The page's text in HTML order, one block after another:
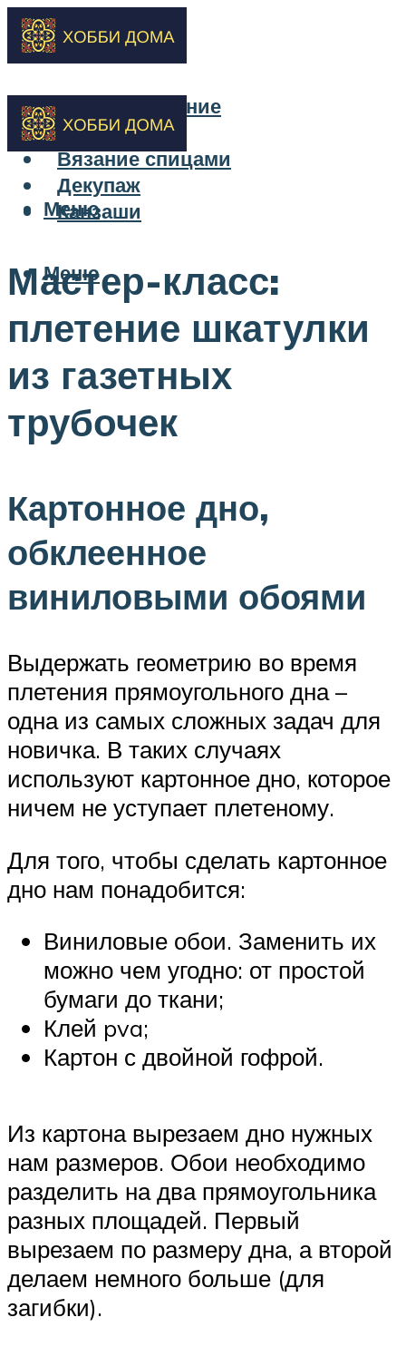
Бисероплетение
Вышивка
Вязание спицами
Декупаж
Канзаши
Меню
Меню
Мастер-класс:
плетение шкатулки
из газетных
трубочек
Картонное дно,
обклеенное
виниловыми обоями
Выдержать геометрию во время
плетения прямоугольного дна –
одна из самых сложных задач для
новичка. В таких случаях
используют картонное дно, которое
ничем не уступает плетеному.
Для того, чтобы сделать картонное
дно нам понадобится:
Виниловые обои. Заменить их
можно чем угодно: от простой
бумаги до ткани;
Клей pva;
Картон с двойной гофрой.
Из картона вырезаем дно нужных
нам размеров. Обои необходимо
разделить на два прямоугольника
разных площадей. Первый
вырезаем по размеру дна, а второй
делаем немного больше (для
загибки).